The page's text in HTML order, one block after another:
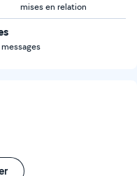
mises en relation